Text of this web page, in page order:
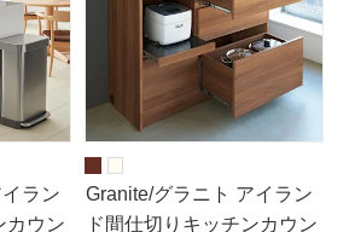
ラン
カウン
Granite/グラニト アイラン
ド間仕切りキッチンカウン